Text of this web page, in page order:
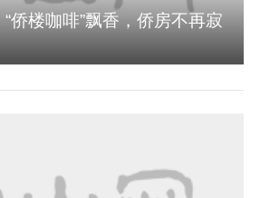
侨楼咖啡”飘香，侨房不再寂